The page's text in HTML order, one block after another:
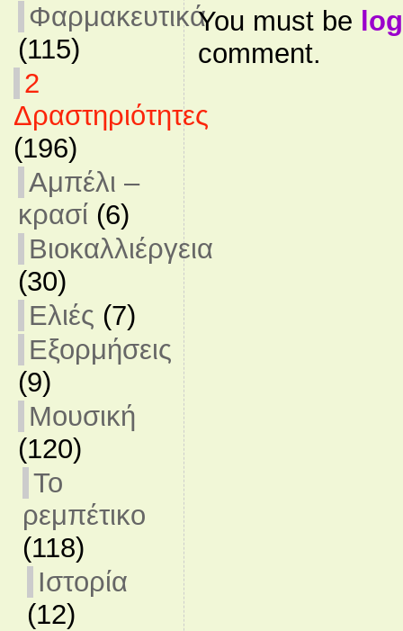
Φαρμακευτικά
(115)
2
Δραστηριότητες
(196)
Αμπέλι –
κρασί (6)
Βιοκαλλιέργεια
(30)
Ελιές (7)
Εξορμήσεις
(9)
Μουσική
(120)
Το
ρεμπέτικο
(118)
Ιστορία
(12)
You must be
comment.